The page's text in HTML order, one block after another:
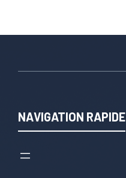
NAVIGATION RAPIDE